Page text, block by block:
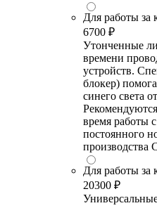
Для работы за
6700 ₽
Утонченные
времени
устройств.
блокер)
синего света
время работы
постоянного
Для работы
20300 ₽